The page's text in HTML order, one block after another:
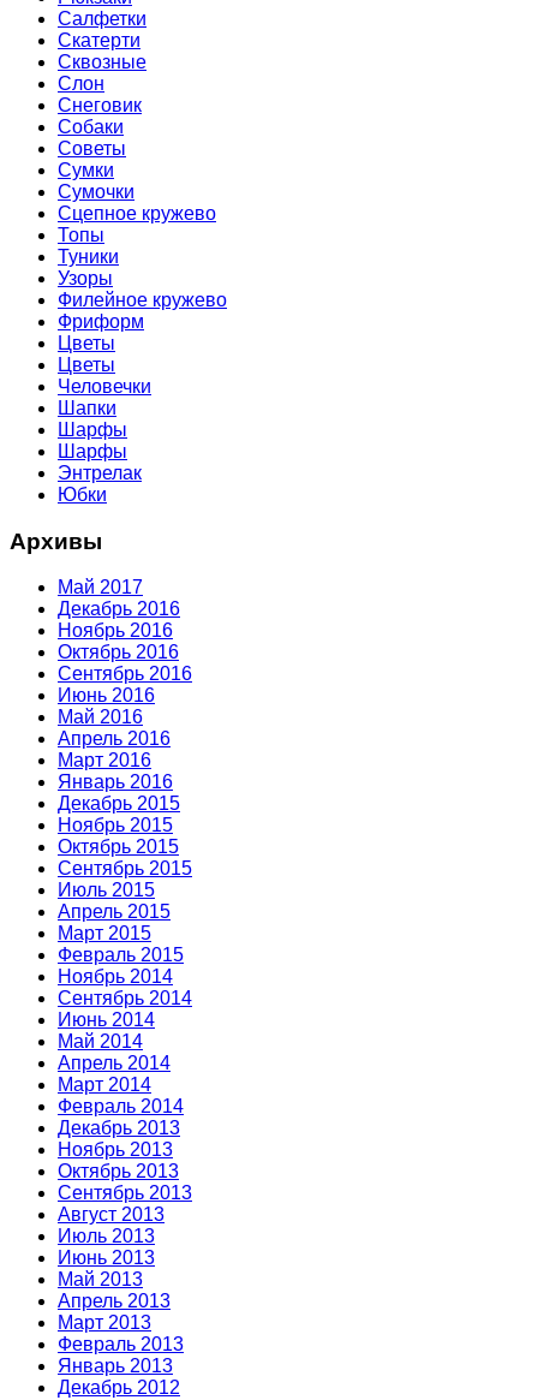
Салфетки
Скатерти
Сквозные
Слон
Снеговик
Собаки
Советы
Сумки
Сумочки
Сцепное кружево
Топы
Туники
Узоры
Филейное кружево
Фриформ
Цветы
Цветы
Человечки
Шапки
Шарфы
Шарфы
Энтрелак
Юбки
Архивы
Май 2017
Декабрь 2016
Ноябрь 2016
Октябрь 2016
Сентябрь 2016
Июнь 2016
Май 2016
Апрель 2016
Март 2016
Январь 2016
Декабрь 2015
Ноябрь 2015
Октябрь 2015
Сентябрь 2015
Июль 2015
Апрель 2015
Март 2015
Февраль 2015
Ноябрь 2014
Сентябрь 2014
Июнь 2014
Май 2014
Апрель 2014
Март 2014
Февраль 2014
Декабрь 2013
Ноябрь 2013
Октябрь 2013
Сентябрь 2013
Август 2013
Июль 2013
Июнь 2013
Май 2013
Апрель 2013
Март 2013
Февраль 2013
Январь 2013
Декабрь 2012